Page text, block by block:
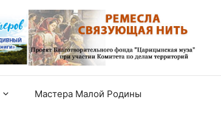
Мастера Малой Родины